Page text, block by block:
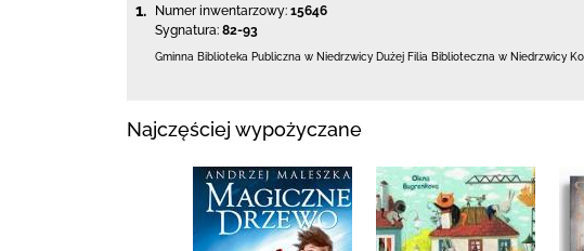
1. Numer inwentarzowy: 15646
Sygnatura: 82-93
Gminna Biblioteka Publiczna w Niedrzwicy Dużej Filia Biblioteczna w Niedrzwicy
Najczęściej wypożyczane